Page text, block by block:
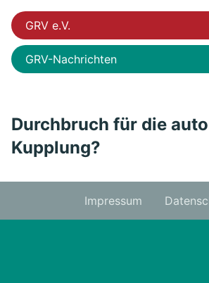
GRV e.V.
GRV-Nachrichten
Durchbruch für die
Kupplung?
Impressum